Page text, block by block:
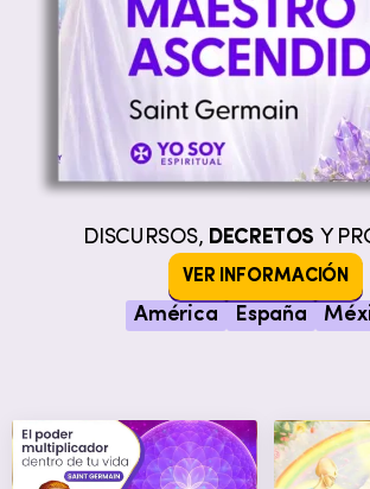
DISCURSOS, DECRETOS Y
VER INFORMACIÓN
América España